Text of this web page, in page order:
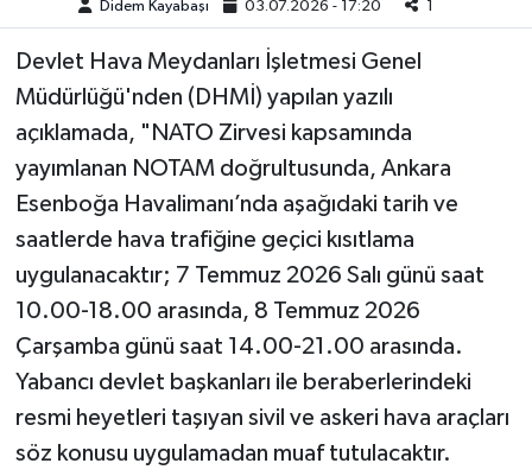
Didem Kayabaşı 03.07.2026 - 17:20 1
Devlet Hava Meydanları İşletmesi Genel
Müdürlüğü'nden (DHMİ) yapılan yazılı
açıklamada, "NATO Zirvesi kapsamında
yayımlanan NOTAM doğrultusunda, Ankara
Esenboğa Havalimanı’nda aşağıdaki tarih ve
saatlerde hava trafiğine geçici kısıtlama
uygulanacaktır; 7 Temmuz 2026 Salı günü saat
10.00-18.00 arasında, 8 Temmuz 2026
Çarşamba günü saat 14.00-21.00 arasında.
Yabancı devlet başkanları ile beraberlerindeki
resmi heyetleri taşıyan sivil ve askeri hava araçları
söz konusu uygulamadan muaf tutulacaktır.